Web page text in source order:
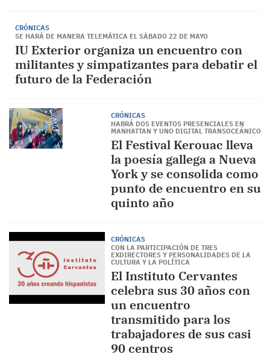
CRÓNICAS
SE HARÁ DE MANERA TELEMÁTICA EL SÁBADO 22 DE MAYO
IU Exterior organiza un encuentro con
militantes y simpatizantes para debatir el
futuro de la Federación
CRÓNICAS
HABRÁ DOS EVENTOS PRESENCIALES EN
MANHATTAN Y UNO DIGITAL TRANSOCEÁNICO
El Festival Kerouac lleva
la poesía gallega a Nueva
York y se consolida como
punto de encuentro en su
quinto año
CRÓNICAS
CON LA PARTICIPACIÓN DE TRES
EXDIRECTORES Y PERSONALIDADES DE LA
CULTURA Y LA POLÍTICA
El Instituto Cervantes
celebra sus 30 años con
un encuentro
transmitido para los
trabajadores de sus casi
90 centros